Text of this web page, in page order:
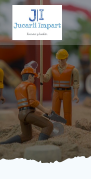
Skip
to
content